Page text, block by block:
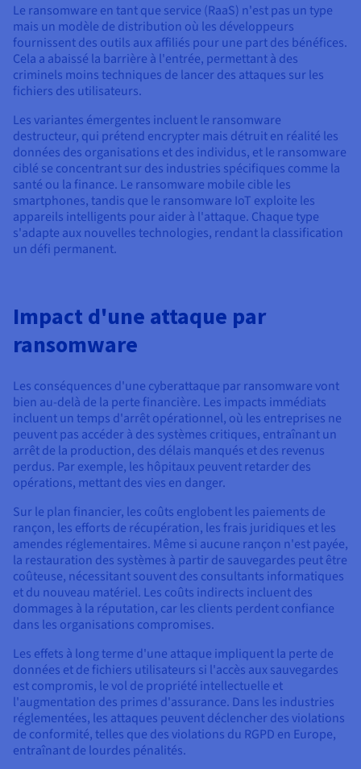
Le ransomware en tant que service (RaaS) n'est pas un type
mais un modèle de distribution où les développeurs
fournissent des outils aux affiliés pour une part des bénéfices.
Cela a abaissé la barrière à l'entrée, permettant à des
criminels moins techniques de lancer des attaques sur les
fichiers des utilisateurs.
Les variantes émergentes incluent le ransomware
destructeur, qui prétend encrypter mais détruit en réalité les
données des organisations et des individus, et le ransomware
ciblé se concentrant sur des industries spécifiques comme la
santé ou la finance. Le ransomware mobile cible les
smartphones, tandis que le ransomware IoT exploite les
appareils intelligents pour aider à l'attaque. Chaque type
s'adapte aux nouvelles technologies, rendant la classification
un défi permanent.
Impact d'une attaque par
ransomware
Les conséquences d'une cyberattaque par ransomware vont
bien au-delà de la perte financière. Les impacts immédiats
incluent un temps d'arrêt opérationnel, où les entreprises ne
peuvent pas accéder à des systèmes critiques, entraînant un
arrêt de la production, des délais manqués et des revenus
perdus. Par exemple, les hôpitaux peuvent retarder des
opérations, mettant des vies en danger.
Sur le plan financier, les coûts englobent les paiements de
rançon, les efforts de récupération, les frais juridiques et les
amendes réglementaires. Même si aucune rançon n'est payée,
la restauration des systèmes à partir de sauvegardes peut être
coûteuse, nécessitant souvent des consultants informatiques
et du nouveau matériel. Les coûts indirects incluent des
dommages à la réputation, car les clients perdent confiance
dans les organisations compromises.
Les effets à long terme d'une attaque impliquent la perte de
données et de fichiers utilisateurs si l'accès aux sauvegardes
est compromis, le vol de propriété intellectuelle et
l'augmentation des primes d'assurance. Dans les industries
réglementées, les attaques peuvent déclencher des violations
de conformité, telles que des violations du RGPD en Europe,
entraînant de lourdes pénalités.